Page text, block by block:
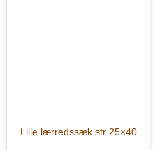
Lille lærredssæk str 25×40